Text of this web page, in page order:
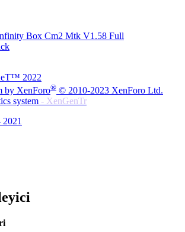
Box Cm2 Mtk V1.58 Full
2022
by XenForo® © 2010-2023 XenForo Ltd.
system - XenGenTr